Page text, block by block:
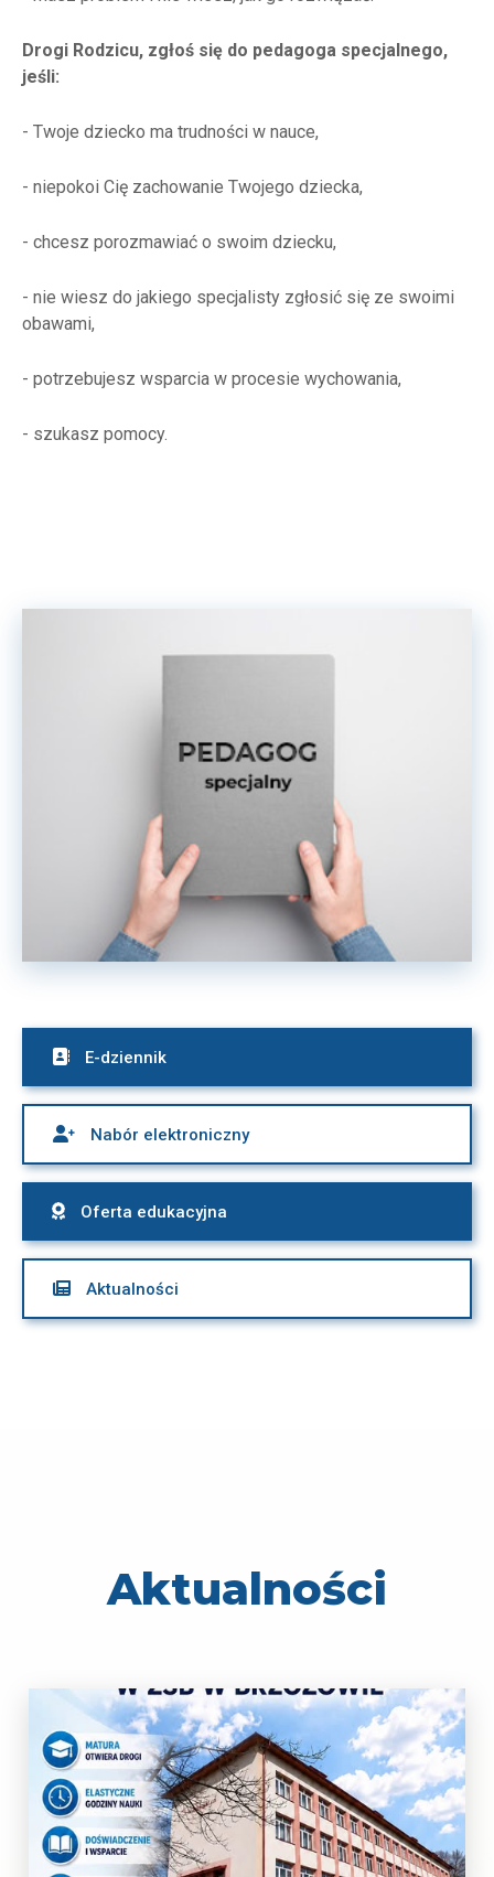
 E-dziennik
 Nabór elektroniczny
 Oferta edukacyjna
 Aktualności
Drogi Rodzicu, zgłoś się do pedagoga specjalnego,
jeśli:
- Twoje dziecko ma trudności w nauce,
- niepokoi Cię zachowanie Twojego dziecka,
- chcesz porozmawiać o swoim dziecku,
- nie wiesz do jakiego specjalisty zgłosić się ze swoimi
obawami,
- potrzebujesz wsparcia w procesie wychowania,
- szukasz pomocy.
Aktualności